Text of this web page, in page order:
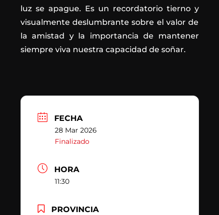
luz se apague. Es un recordatorio tierno y
visualmente deslumbrante sobre el valor de
la amistad y la importancia de mantener
siempre viva nuestra capacidad de soñar.
FECHA
28 Mar 2026
Finalizado
HORA
11:30
PROVINCIA